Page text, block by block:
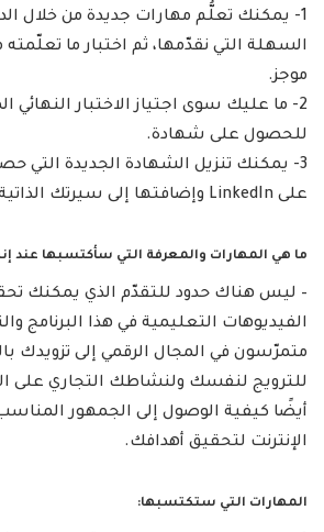
1- يمكنك تعلُّم مهارات جديدة من خلال
السهلة التي نقدّمها، ثم اختبار ما تعلّمته
موجز.
للحصول على شهادة.
3- يمكنك تنزيل الشهادة الجديدة التي
على LinkedIn وإضافتها إلى سيرتك الذاتية.
ما هي المهارات والمعرفة التي سأكتسبها عند
– ليس هناك حدود للتقدّم الذي يمكنك
الفيديوهات التعليمية في هذا البرنامج
متمرّسون في المجال الرقمي إلى تزويدك
للترويج لنفسك ولنشاطك التجاري على
أيضًا كيفية الوصول إلى الجمهور
الإنترنت لتحقيق أهدافك.
المهارات التي ستكتسبها: